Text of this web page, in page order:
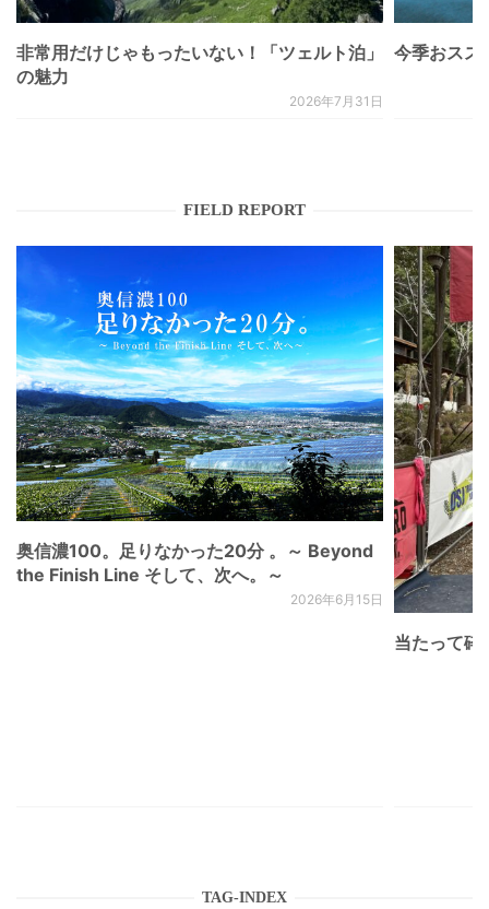
非常用だけじゃもったいない！「ツェルト泊」
の魅力
2026年7月31日
今季おスス
FIELD REPORT
奥信濃100。足りなかった20分 。～ Beyond
the Finish Line そして、次へ。～
2026年6月15日
当たって砕
TAG-INDEX